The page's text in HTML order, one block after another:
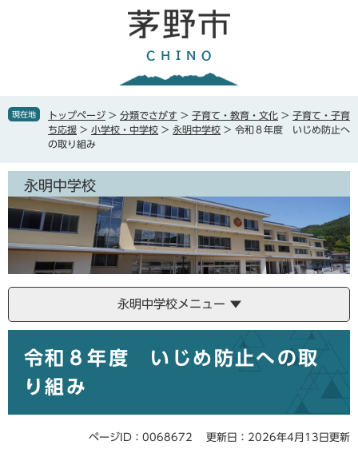
で
ば現在地 トップページ > 分類でさがす > 子育て・教育・文化 > 子育て・子育
ち応援 > 小学校・中学校 > 永明中学校 > 令和８年度 いじめ防止へ
の取り組み
永明中学校
永明中学校メニュー
令和８年度 いじめ防止への取
り組み
ページID：0068672 更新日：2026年4月13日更新